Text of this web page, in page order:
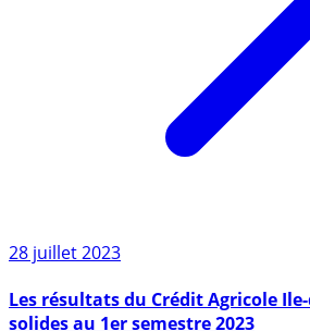
28 juillet 2023